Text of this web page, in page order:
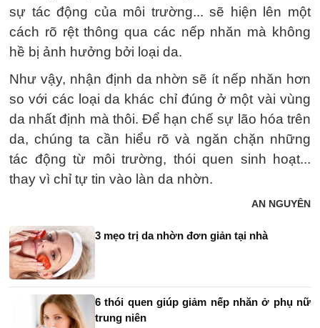
sự tác động của môi trường... sẽ hiện lên một
cách rõ rệt thông qua các nếp nhăn mà không
hề bị ảnh hưởng bởi loại da.
Như vậy, nhận định da nhờn sẽ ít nếp nhăn hơn
so với các loại da khác chỉ đúng ở một vài vùng
da nhất định mà thôi. Để hạn chế sự lão hóa trên
da, chúng ta cần hiểu rõ và ngăn chặn những
tác động từ môi trường, thói quen sinh hoạt...
thay vì chỉ tự tin vào làn da nhờn.
AN NGUYÊN
3 mẹo trị da nhờn đơn giản tại nhà
6 thói quen giúp giảm nếp nhăn ở phụ nữ
trung niên